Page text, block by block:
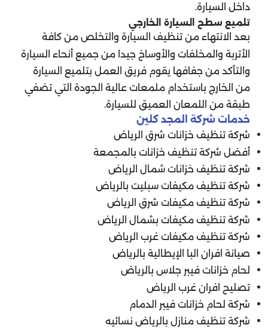
داخل السيارة.
تلميع سطح السيارة الخارجي
بعد الانتهاء من تنظيف السيارة والتخلص من كافة
الأتربة والمخلفات والأوساخ جيدا من جميع أنحاء السيارة
والتأكد من جفافها يقوم فريق العمل بتلميع السيارة
من الخارج باستخدام ملمعات عالية الجودة التي تضفي
طبقة من اللمعان العميق للسيارة.
خدمات شركة المجد كلين
شركة تنظيف خزانات شرق الرياض
أفضل شركة تنظيف خزانات بالمجمعة
شركة تنظيف خزانات شمال الرياض
شركة تنظيف مكيفات سبليت بالرياض
شركة تنظيف مكيفات شرق الرياض
شركة تنظيف مكيفات بشمال الرياض
شركة تنظيف مكيفات غرب الرياض
صيانة افران البا الإيطالية بالرياض
لحام خزانات فيبر جلاس بالرياض
تصليح افران غرب الرياض
شركة لحام خزانات فيبر الدمام
شركة تنظيف منازل بالرياض نسائيه